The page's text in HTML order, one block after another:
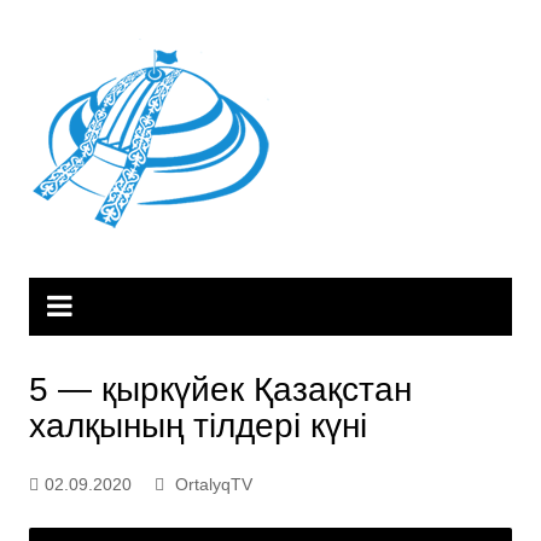
5 — қыркүйек Қазақстан
халқының тілдері күні
02.09.2020 OrtalyqTV